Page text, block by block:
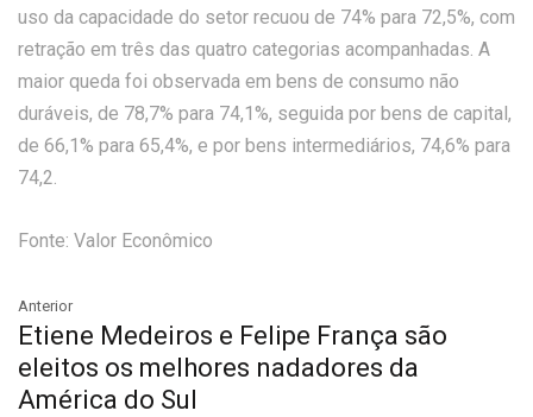
uso da capacidade do setor recuou de 74% para 72,5%, com
retração em três das quatro categorias acompanhadas. A
maior queda foi observada em bens de consumo não
duráveis, de 78,7% para 74,1%, seguida por bens de capital,
de 66,1% para 65,4%, e por bens intermediários, 74,6% para
74,2.
Fonte: Valor Econômico
Anterior
Etiene Medeiros e Felipe França são
eleitos os melhores nadadores da
América do Sul